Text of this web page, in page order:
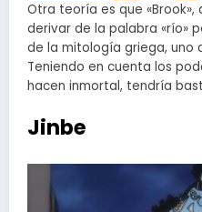
Otra teoría es que
derivar de la palabra «río»
de la mitología griega, uno
Teniendo en cuenta los
hacen inmortal, tendría
Jinbe